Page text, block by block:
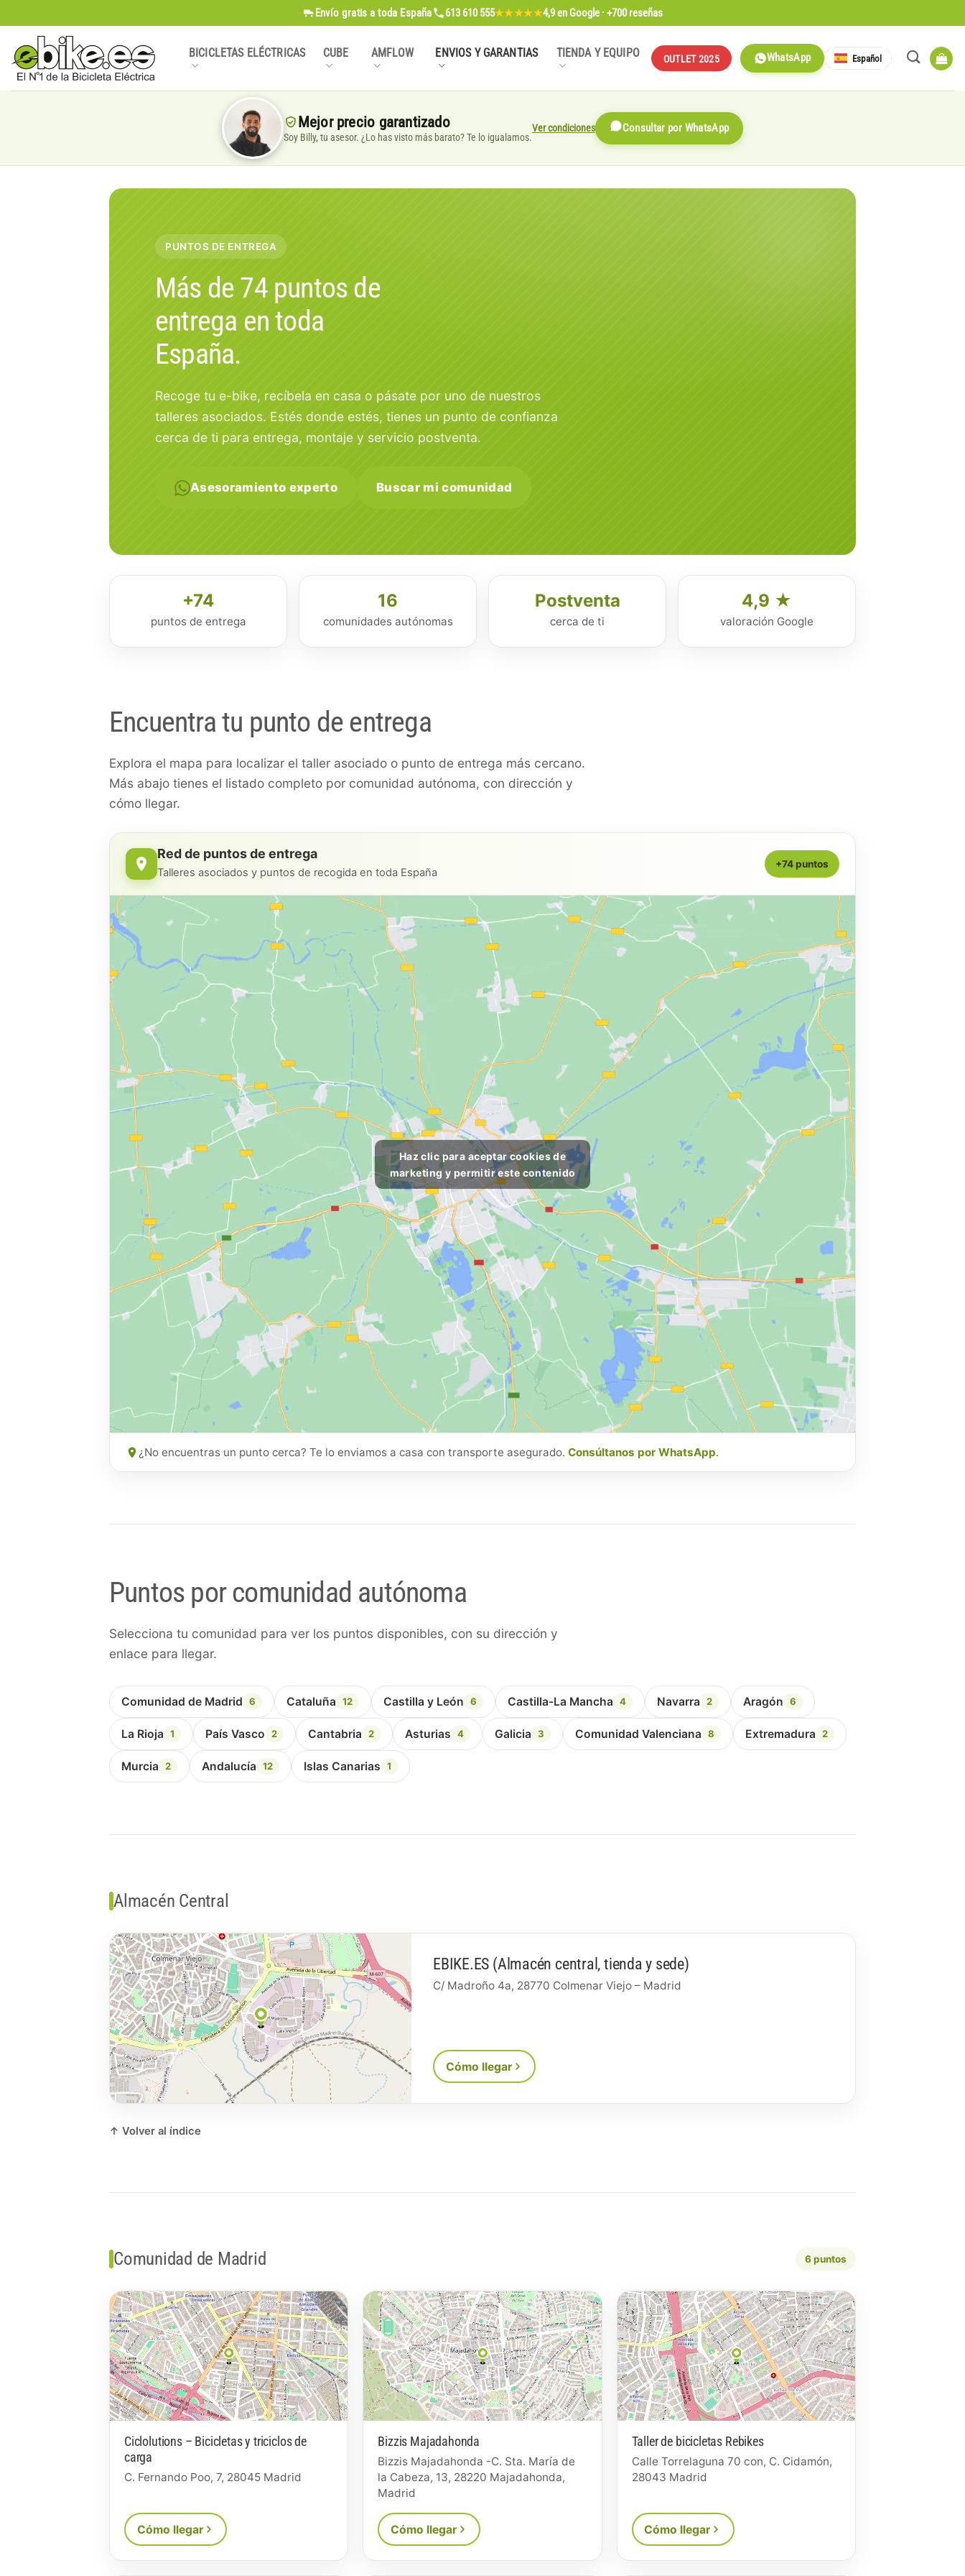
al
contenido
Envío gratis a toda España 613 610 555★★★★★4,9en Google · +700 reseñas
BICICLETAS ELÉCTRICAS CUBE AMFLOW ENVIOS Y GARANTIAS TIENDA Y EQUIPO OUTLET 2025 WhatsApp Español
Mejor precio garantizado
Soy Billy, tu asesor. ¿Lo has visto más barato? Te lo igualamos.
Ver condiciones Consultar por WhatsApp
PUNTOS DE ENTREGA
Más de 74 puntos de
entrega en toda
España.
Recoge tu e-bike, recíbela en casa o pásate por uno de nuestros
talleres asociados. Estés donde estés, tienes un punto de confianza
cerca de ti para entrega, montaje y servicio postventa.
Asesoramiento experto Buscar mi comunidad
+74
puntos de entrega
16
comunidades autónomas
Postventa
cerca de ti
4,9 ★
valoración Google
Encuentra tu punto de entrega
Explora el mapa para localizar el taller asociado o punto de entrega más cercano.
Más abajo tienes el listado completo por comunidad autónoma, con dirección y
cómo llegar.
Red de puntos de entrega
Talleres asociados y puntos de recogida en toda España
+74 puntos
Haz clic para aceptar cookies de
marketing y permitir este contenido
¿No encuentras un punto cerca? Te lo enviamos a casa con transporte asegurado. Consúltanos por WhatsApp.
Puntos por comunidad autónoma
Selecciona tu comunidad para ver los puntos disponibles, con su dirección y
enlace para llegar.
Comunidad de Madrid 6 Cataluña 12 Castilla y León 6 Castilla-La Mancha 4 Navarra 2 Aragón 6
La Rioja 1 País Vasco 2 Cantabria 2 Asturias 4 Galicia 3 Comunidad Valenciana 8 Extremadura 2
Murcia 2 Andalucía 12 Islas Canarias 1
Almacén Central
EBIKE.ES (Almacén central, tienda y sede)
C/ Madroño 4a, 28770 Colmenar Viejo – Madrid
Cómo llegar
↑ Volver al índice
Comunidad de Madrid 6 puntos
Ciclolutions – Bicicletas y triciclos de
carga
C. Fernando Poo, 7, 28045 Madrid
Cómo llegar
Bizzis Majadahonda
Bizzis Majadahonda -C. Sta. María de
la Cabeza, 13, 28220 Majadahonda,
Madrid
Cómo llegar
Taller de bicicletas Rebikes
Calle Torrelaguna 70 con, C. Cidamón,
28043 Madrid
Cómo llegar